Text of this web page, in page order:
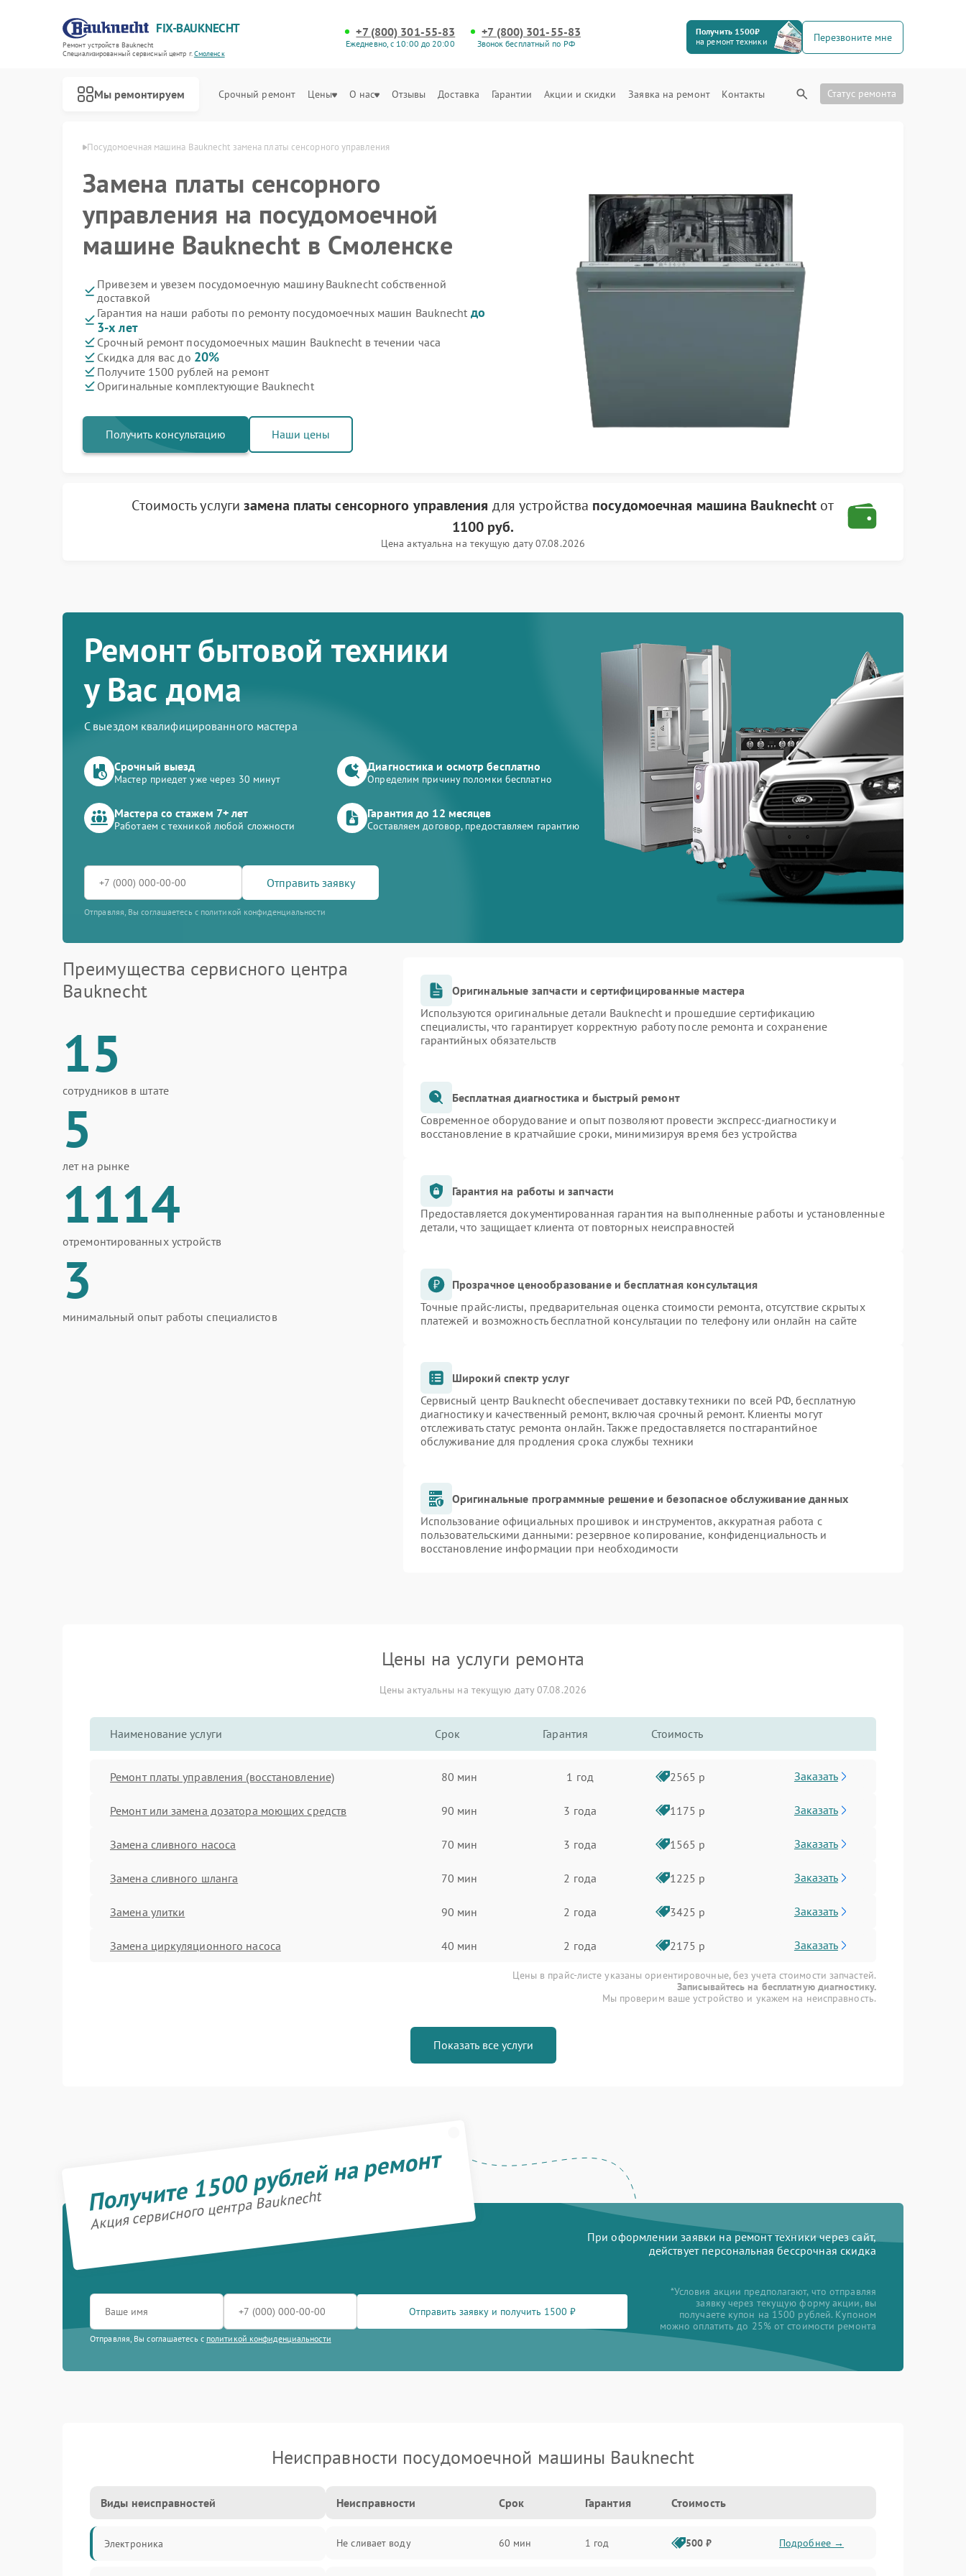
FIX-BAUKNECHT
Ремонт устройств Bauknecht
Специализированный cервисный центр г.Смоленск
+7 (800) 301-55-83
Ежедневно, с 10:00 до 20:00
+7 (800) 301-55-83
Звонок бесплатный по РФ
Получить 1500₽
на ремонт техники
Перезвоните мне
Мы ремонтируем Срочный ремонт Цены О нас Отзывы Доставка Гарантии Акции и скидки Заявка на ремонт Контакты Статус ремонта
Посудомоечная машина Bauknecht замена платы сенсорного управления
Замена платы сенсорного
управления на посудомоечной
машине Bauknecht в Смоленске
Привезем и увезем посудомоечную машину Bauknecht собственной
доставкой
Гарантия на наши работы по ремонту посудомоечных машин Bauknecht до
3-х лет
Срочный ремонт посудомоечных машин Bauknecht в течении часа
Скидка для вас до 20%
Получите 1500 рублей на ремонт
Оригинальные комплектующие Bauknecht
Получить консультацию Наши цены
Стоимость услугизамена платы сенсорного управления для устройства посудомоечная машина Bauknecht от
1100 руб.
Цена актуальна на текущую дату 07.08.2026
Ремонт бытовой техники
у Вас дома
С выездом квалифицированного мастера
Срочный выезд
Мастер приедет уже через 30 минут
Диагностика и осмотр бесплатно
Определим причину поломки бесплатно
Мастера со стажем 7+ лет
Работаем с техникой любой сложности
Гарантия до 12 месяцев
Составляем договор, предоставляем гарантию
Отправить заявку
Отправляя, Вы соглашаетесь с политикой конфиденциальности
Преимущества сервисного центра
Bauknecht
15
сотрудников в штате
5
лет на рынке
1114
отремонтированных устройств
3
минимальный опыт работы специалистов
Оригинальные запчасти и сертифицированные мастера
Используются оригинальные детали Bauknecht и прошедшие сертификацию
специалисты, что гарантирует корректную работу после ремонта и сохранение
гарантийных обязательств
Бесплатная диагностика и быстрый ремонт
Современное оборудование и опыт позволяют провести экспресс-диагностику и
восстановление в кратчайшие сроки, минимизируя время без устройства
Гарантия на работы и запчасти
Предоставляется документированная гарантия на выполненные работы и установленные
детали, что защищает клиента от повторных неисправностей
Прозрачное ценообразование и бесплатная консультация
Точные прайс-листы, предварительная оценка стоимости ремонта, отсутствие скрытых
платежей и возможность бесплатной консультации по телефону или онлайн на сайте
Широкий спектр услуг
Сервисный центр Bauknecht обеспечивает доставку техники по всей РФ, бесплатную
диагностику и качественный ремонт, включая срочный ремонт. Клиенты могут
отслеживать статус ремонта онлайн. Также предоставляется постгарантийное
обслуживание для продления срока службы техники
Оригинальные программные решение и безопасное обслуживание данных
Использование официальных прошивок и инструментов, аккуратная работа с
пользовательскими данными: резервное копирование, конфиденциальность и
восстановление информации при необходимости
Цены на услуги ремонта
Цены актуальны на текущую дату 07.08.2026
Наименование услуги Срок Гарантия Стоимость
Ремонт платы управления (восстановление) 80 мин 1 год 2565 р Заказать
Ремонт или замена дозатора моющих средств 90 мин 3 года 1175 р Заказать
Замена сливного насоса 70 мин 3 года 1565 р Заказать
Замена сливного шланга 70 мин 2 года 1225 р Заказать
Замена улитки 90 мин 2 года 3425 р Заказать
Замена циркуляционного насоса 40 мин 2 года 2175 р Заказать
Цены в прайс-листе указаны ориентировочные, без учета стоимости запчастей.
Записывайтесь на бесплатную диагностику.
Мы проверим ваше устройство и укажем на неисправность.
Показать все услуги
Получите 1500 рублей на ремонт
Акция сервисного центра Bauknecht
При оформлении заявки на ремонт техники через сайт,
действует персональная бессрочная скидка
Отправить заявку и получить 1500 ₽
Отправляя, Вы соглашаетесь с политикой конфиденциальности
*Условия акции предполагают, что отправляя
заявку через текущую форму акции, вы
получаете купон на 1500 рублей. Купоном
можно оплатить до 25% от стоимости ремонта
Неисправности посудомоечной машины Bauknecht
Виды неисправностей
Электроника
Неисправности Срок Гарантия Стоимость
Не сливает воду 60 мин 1 год 500 ₽ Подробнее →